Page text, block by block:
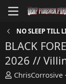
NO SLEEP TILL
BLACK
2026 //
E
ChrisCorrosive